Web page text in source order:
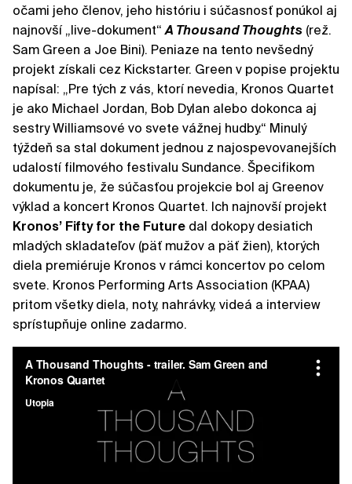
očami jeho členov, jeho históriu i súčasnosť ponúkol aj
najnovší „live-dokument“A Thousand Thoughts (rež.
Sam Green a Joe Bini). Peniaze na tento nevšedný
projekt získali cez Kickstarter. Green v popise projektu
napísal: „Pre tých z vás, ktorí nevedia, Kronos Quartet
je ako Michael Jordan, Bob Dylan alebo dokonca aj
sestry Williamsové vo svete vážnej hudby.“ Minulý
týždeň sa stal dokument jednou z najospevovanejších
udalostí filmového festivalu Sundance. Špecifikom
dokumentu je, že súčasťou projekcie bol aj Greenov
výklad a koncert Kronos Quartet. Ich najnovší projekt
Kronos’ Fifty for the Future dal dokopy desiatich
mladých skladateľov (päť mužov a päť žien), ktorých
diela premiéruje Kronos v rámci koncertov po celom
svete. Kronos Performing Arts Association (KPAA)
pritom všetky diela, noty, nahrávky, videá a interview
sprístupňuje online zadarmo.